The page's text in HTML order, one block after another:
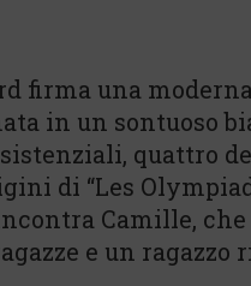
firma una
in un sontuoso
quattro
di “Les
Camille,
e un